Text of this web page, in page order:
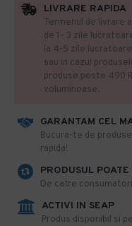
GARANTAM CEL
​Bucura-te de
rapida!
PRODUSUL
De catre
ACTIVI IN SEAP
Produs disponibil si
LIVRARE RAPIDA
Termenul de livrare
de 1- 3 zile
la 4-5 zile
sau in cazul
produse peste 490
voluminoase.